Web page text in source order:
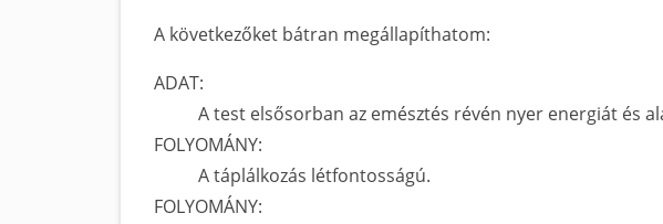
A következőket bátran megállapíthatom:
ADAT:
A test elsősorban az emésztés révén nyer energiát és
FOLYOMÁNY:
A táplálkozás létfontosságú.
FOLYOMÁNY: